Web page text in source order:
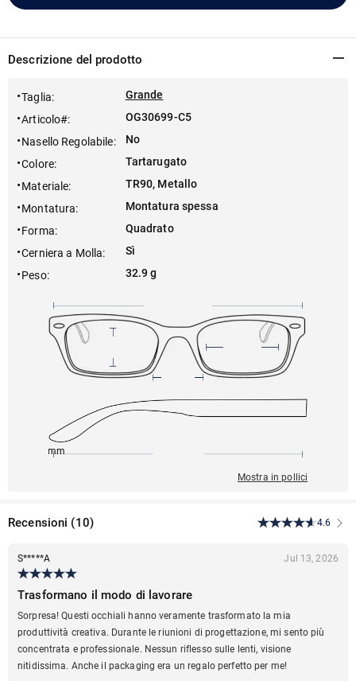
Descrizione del prodotto
Taglia:
Grande
Articolo#:
OG30699-C5
Nasello Regolabile:
No
Colore:
Tartarugato
Materiale:
TR90, Metallo
Montatura:
Montatura spessa
Forma:
Quadrato
Cerniera a Molla:
Sì
Peso: 32.9 g
145mm
Mostra in pollici
Recensioni (10) 4.6
S*****A Jul 13, 2026
Trasformano il modo di lavorare
Sorpresa! Questi occhiali hanno veramente trasformato la mia
produttività creativa. Durante le riunioni di progettazione, mi sento più
concentrata e professionale. Nessun riflesso sulle lenti, visione
nitidissima. Anche il packaging era un regalo perfetto per me!